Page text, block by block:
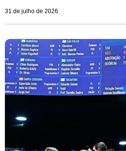
31 de julho de 2026